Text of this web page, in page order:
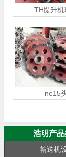
TH提升机
ne15
浩明产品
输送机